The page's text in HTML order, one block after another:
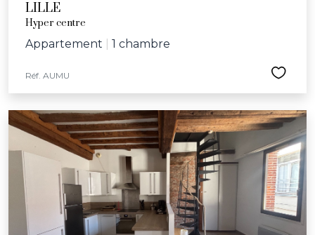
LILLE
Hyper centre
Appartement 1 chambre
Réf. AUMU